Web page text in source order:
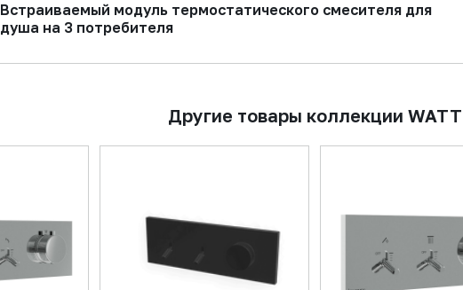
Встраиваемый модуль термостатического смесителя для
душа на 3 потребителя
Другие товары коллекции WATT